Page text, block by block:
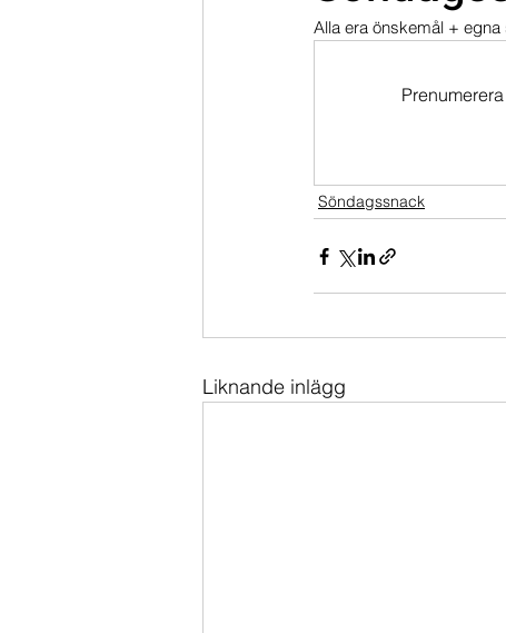
Dippköparportföljen
Alla era önskemål + egna
Söndagssnack
Liknande inlägg